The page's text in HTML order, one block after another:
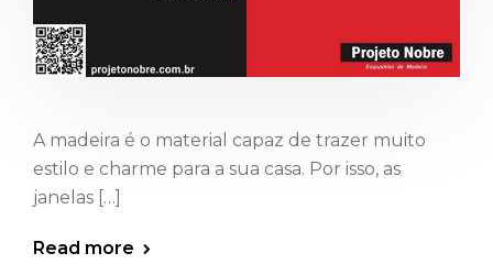
A madeira é o material capaz de trazer muito
estilo e charme para a sua casa. Por isso, as
janelas […]
Read more